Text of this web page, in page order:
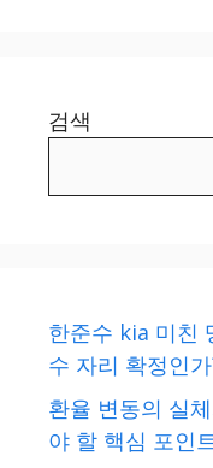
검색
한준수 kia 미친
수 자리 확정인
환율 변동의 실
야 할 핵심 포인